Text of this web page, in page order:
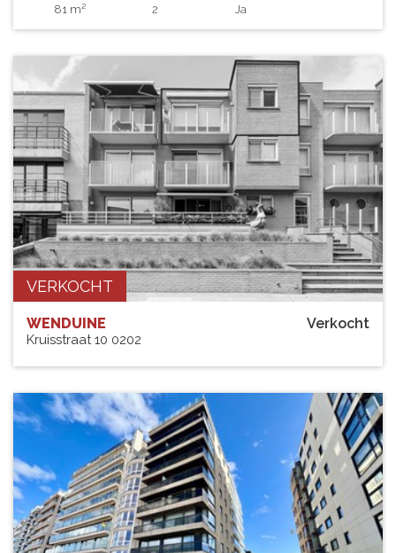
81 m² 2 Ja
VERKOCHT
Verkocht
WENDUINE
Kruisstraat 10 0202